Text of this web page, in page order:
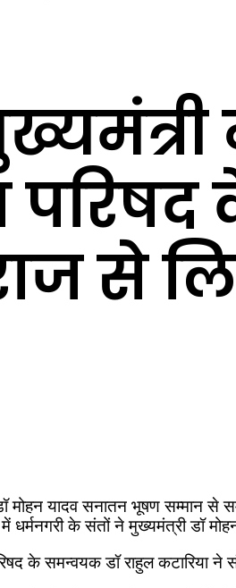
से
मोहन यादव सनातन भूषण सम्मान
के संतों ने मुख्यमंत्री डॉ
के समन्वयक डॉ राहुल कटारिया ने